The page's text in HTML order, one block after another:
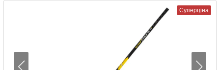
Суперціна